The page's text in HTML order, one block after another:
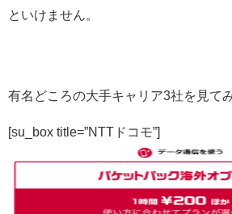
といけません。
有名どころの大手キャリア3社を見て
[su_box title=”NTTドコモ”]